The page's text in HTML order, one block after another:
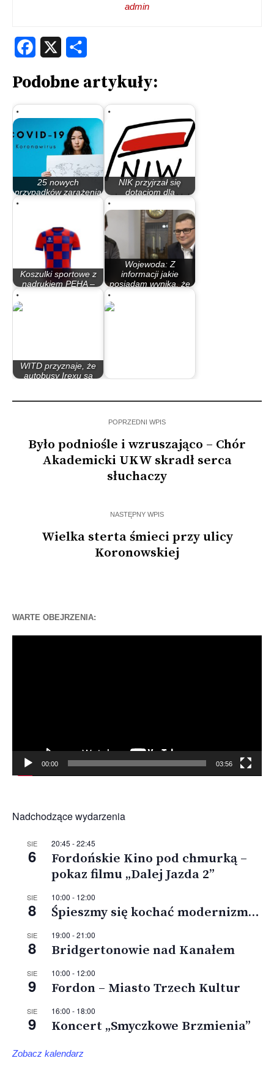
admin
Facebook
Podobne artykuły:
25 nowych
przypadków zarażenia
NIK przyjrzał się
dotacjom dla
Koszulki sportowe z
nadrukiem PEHA –
Wojewoda: Z
informacji jakie
posiadam wynika, że
WITD przyznaje, że
autobusy Irexu są
POPRZEDNI WPIS
Było podniośle i wzruszająco – Chór
Akademicki UKW skradł serca
słuchaczy
NASTĘPNY WPIS
Wielka sterta śmieci przy ulicy
Koronowskiej
WARTE OBEJRZENIA:
00:00 03:56
Nadchodzące wydarzenia
SIE
6
20:45 -22:45
Fordońskie Kino pod chmurką –
pokaz filmu „Dalej Jazda 2”
SIE
8
10:00 - 12:00
Śpieszmy się kochać modernizm…
SIE
8
19:00 -21:00
Bridgertonowie nad Kanałem
SIE
9
10:00 - 12:00
Fordon – Miasto Trzech Kultur
SIE
9
16:00 - 18:00
Koncert „Smyczkowe Brzmienia”
Zobacz kalendarz